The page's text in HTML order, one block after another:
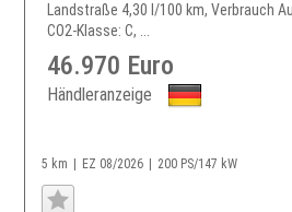
Landstraße 4,30 l/100 km, Verbrauch
CO2-Klasse: C, ...
46.970 Euro
Händleranzeige
5 km EZ 08/2026 200 PS/147 kW